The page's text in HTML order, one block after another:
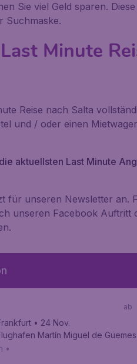
Sie viel Geld sparen.
Suchmaske.
Minute
Reise nach Salta
und / oder einen
aktuellsten Last Minute
für unseren Newsletter an.
unseren Facebook Auftritt
ab
• 24 Nov.
Martín Miguel de Güemes
•